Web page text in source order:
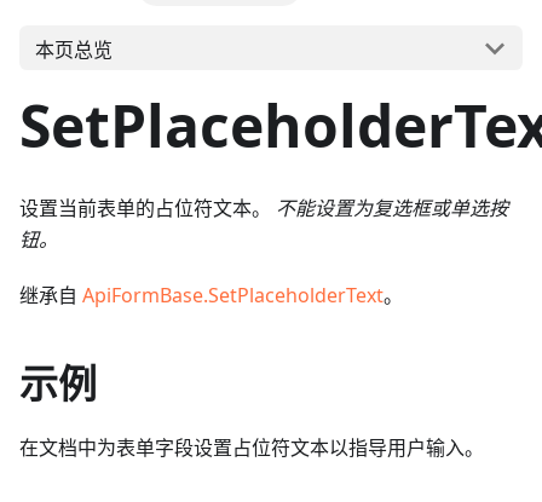
本页总览
设置当前表单的占位符文本。 不能设置为复选框或单选按
钮。
继承自 ApiFormBase.SetPlaceholderText。
示例
在文档中为表单字段设置占位符文本以指导用户输入。